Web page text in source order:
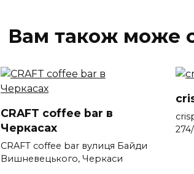
Вам також може
CRAFT coffee bar в
Черкасах
CRAFT coffee bar вулиця Байди
Вишневецького, Черкаси